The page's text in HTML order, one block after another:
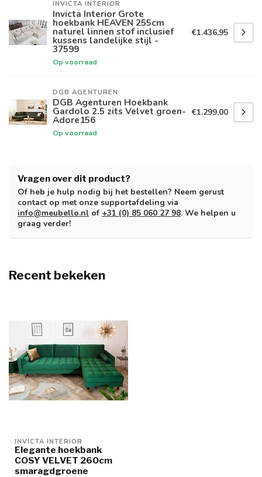
INVICTA INTERIOR
Invicta Interior Grote
hoekbank HEAVEN 255cm
naturel linnen stof inclusief
kussens landelijke stijl -
37599
Op voorraad
€1.436,95
DGB AGENTUREN
DGB Agenturen Hoekbank
Gardolo 2.5 zits Velvet groen-
Adore156
Op voorraad
€1.299,00
Vragen over dit product?
Of heb je hulp nodig bij het bestellen? Neem gerust
contact op met onze supportafdeling via
info@meubello.nl of +31 (0) 85 060 27 98. We helpen u
graag verder!
Recent bekeken
INVICTA INTERIOR
Elegante hoekbank
COSY VELVET 260cm
smaragdgroene